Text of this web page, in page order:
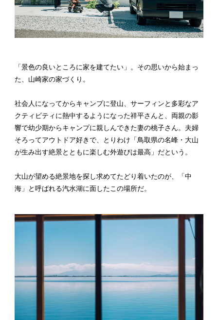
「景色の良いところに家を建てたい」。その思いから始まっ
た、山崎家の家づくり。
社会人になってからキャンプに登山、サーフィンと多彩なア
クティビティに熱中するようになった祥平さんと、両親の影
響で幼少期からキャンプに親しんできた妻の桃子さん。夫婦
そろってアウトドア好きで、とりわけ「鳥取県の名峰・大山
が生み出す絶景とともに楽しむ外遊びは最高」だという。
大山が望める絶景地を探し求めてたどり着いたのが、「中
海」と呼ばれる汽水湖に面したこの場所だ。